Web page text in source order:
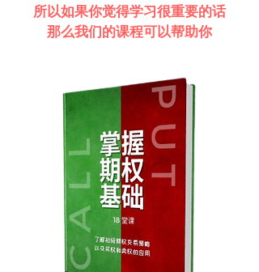
所以如果你觉得学习很重要的话
那么我们的课程可以帮助你